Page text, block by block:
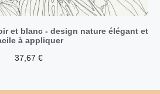
et blanc - design nature élégant et
à appliquer
37,67 €